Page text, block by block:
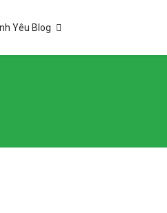
Yêu Blog